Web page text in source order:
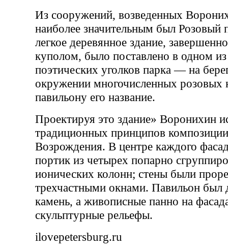
Из сооружений, возведенных
наиболее значительным был Розовый
легкое деревянное здание,
куполом, было поставлено в одном
поэтических уголков парка — на
окружении многочисленных розовых
павильону его название.
Проектируя это здание» Воронихин
традиционных принципов композиции
Возрождения. В центре каждого
портик из четырех попарно
ионических колонн; стены были
трехчастными окнами. Павильон был
камень, а живописные панно на
скульптурные рельефы.
ilovepetersburg.ru